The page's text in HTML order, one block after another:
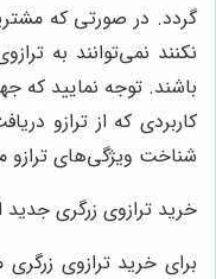
گردد. در صورتی که
نکنند نمی‌توانند به
باشند. توجه نمایید که
کاربردی که از ترازو
شناخت ویژگی‌های ترازو
خرید ترازوی زرگری
برای خرید ترازوی